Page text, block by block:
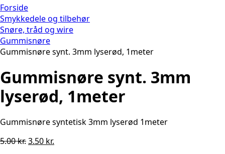
Forside
Smykkedele og tilbehør
Snøre, tråd og wire
Gummisnøre
Gummisnøre synt. 3mm lyserød, 1meter
Gummisnøre synt. 3mm
lyserød, 1meter
Gummisnøre syntetisk 3mm lyserød 1meter
5.00kr.Den
3.50 kr.